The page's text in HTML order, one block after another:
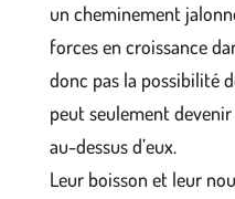
un cheminement
forces en croissance
donc pas la possibilité
peut seulement devenir
au-dessus d’eux.
Leur boisson et leur